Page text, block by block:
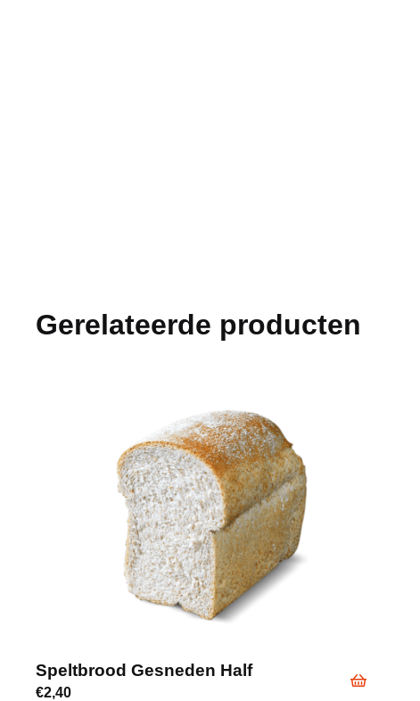
Gerelateerde producten
Speltbrood Gesneden Half
€2,40